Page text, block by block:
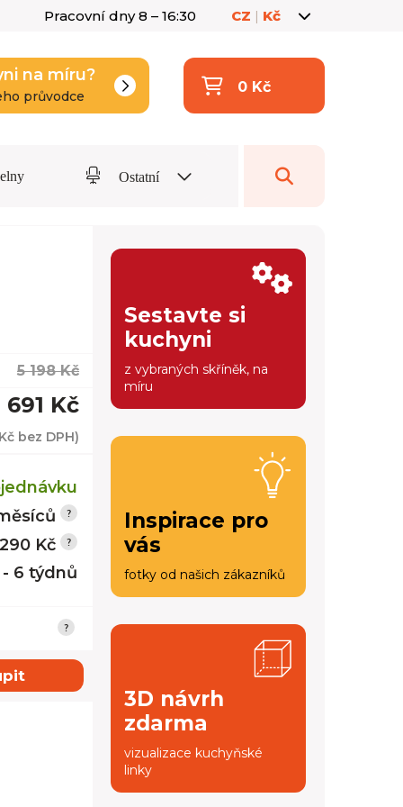
Pracovní dny 8 – 16:30 CZ | Kč
na míru?
průvodce
0 Kč
Ostatní
5 198 Kč
691 Kč
bez DPH)
Kč
- 6 týdnů
Sestavte si
kuchyni
z vybraných skříněk, na
míru
Inspirace pro
vás
fotky od našich zákazníků
3D návrh
zdarma
vizualizace kuchyňské
linky